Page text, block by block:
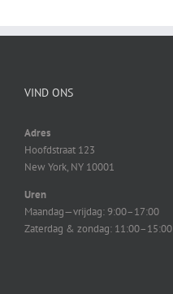
VIND ONS
Adres
Hoofdstraat 123
New York, NY 10001
Uren
Maandag—vrijdag: 9:00–17:00
Zaterdag & zondag: 11:00–15:00